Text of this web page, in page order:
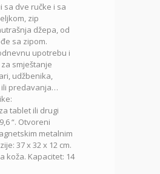
sa dve ručke i sa
zip
džepa, od
sa zipom.
upotrebu i
smještanje
udžbenika,
ili predavanja…
tablet ili drugi
“. Otvoreni
metalnim
37 x 32 x 12 cm.
koža. Kapacitet: 14